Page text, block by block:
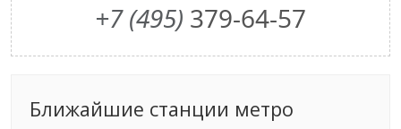
+7 (495) 379-64-57
Ближайшие станции метро